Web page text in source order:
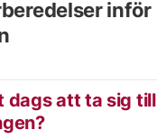
inför
dags att ta sig till